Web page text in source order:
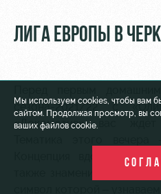
Мы используем cookies, чтобы вам
сайтом. Продолжая просмотр, вы
ваших файлов cookie.
ЛИГА ЕВРОПЫ В
сезона-2021/22 с
«Локомотив» вас ждёт
Концепция вдохновлена